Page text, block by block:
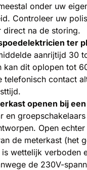
onder uw
Controleer uw
direct na de storing.
ter
aanrijtijd 30
kan dit oplopen tot
telefonisch contact
openen bij
en
Open
de meterkast (het
wettelijk verboden
de 230V-